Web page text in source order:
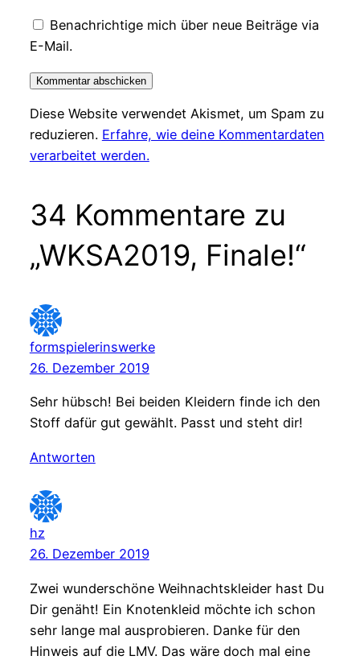
Benachrichtige mich über neue Beiträge via
E-Mail.
Diese Website verwendet Akismet, um Spam zu
reduzieren. Erfahre, wie deine Kommentardaten
verarbeitet werden.
34 Kommentare zu
„WKSA2019, Finale!“
formspielerinswerke
26. Dezember 2019
Sehr hübsch! Bei beiden Kleidern finde ich den
Stoff dafür gut gewählt. Passt und steht dir!
Antworten
hz
26. Dezember 2019
Zwei wunderschöne Weihnachtskleider hast Du
Dir genäht! Ein Knotenkleid möchte ich schon
sehr lange mal ausprobieren. Danke für den
Hinweis auf die LMV. Das wäre doch mal eine